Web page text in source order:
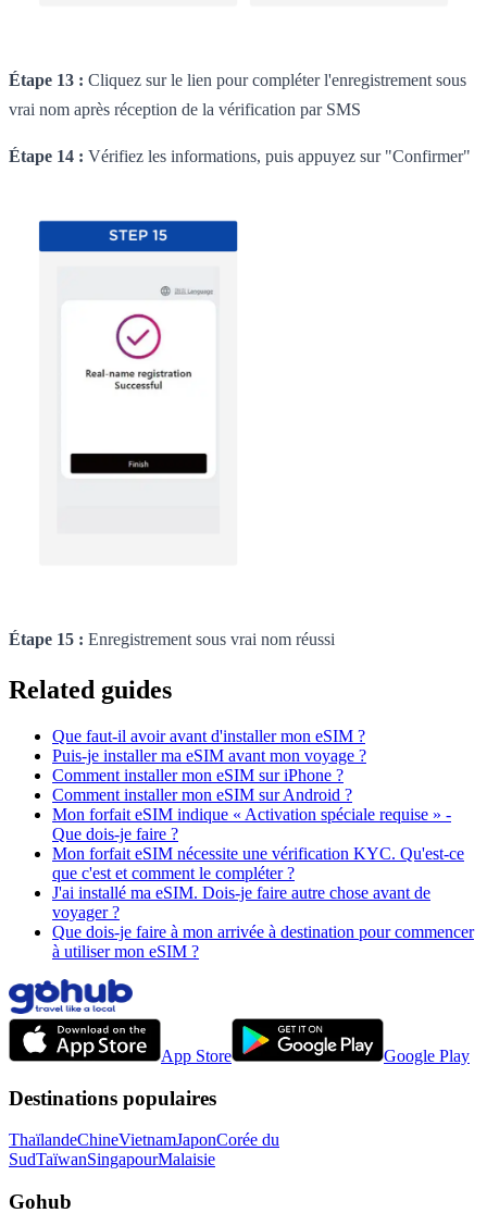
Étape 13 : Cliquez sur le lien pour compléter l'enregistrement sous
vrai nom après réception de la vérification par SMS
Étape 14 : Vérifiez les informations, puis appuyez sur "Confirmer"
Étape 15 : Enregistrement sous vrai nom réussi
Related guides
Que faut-il avoir avant d'installer mon eSIM ?
Puis-je installer ma eSIM avant mon voyage ?
Comment installer mon eSIM sur iPhone ?
Comment installer mon eSIM sur Android ?
Mon forfait eSIM indique « Activation spéciale requise » -
Que dois-je faire ?
Mon forfait eSIM nécessite une vérification KYC. Qu'est-ce
que c'est et comment le compléter ?
J'ai installé ma eSIM. Dois-je faire autre chose avant de
voyager ?
Que dois-je faire à mon arrivée à destination pour commencer
à utiliser mon eSIM ?
App Store Google Play
Destinations populaires
ThaïlandeChineVietnamJaponCorée du
SudTaïwanSingapourMalaisie
Gohub